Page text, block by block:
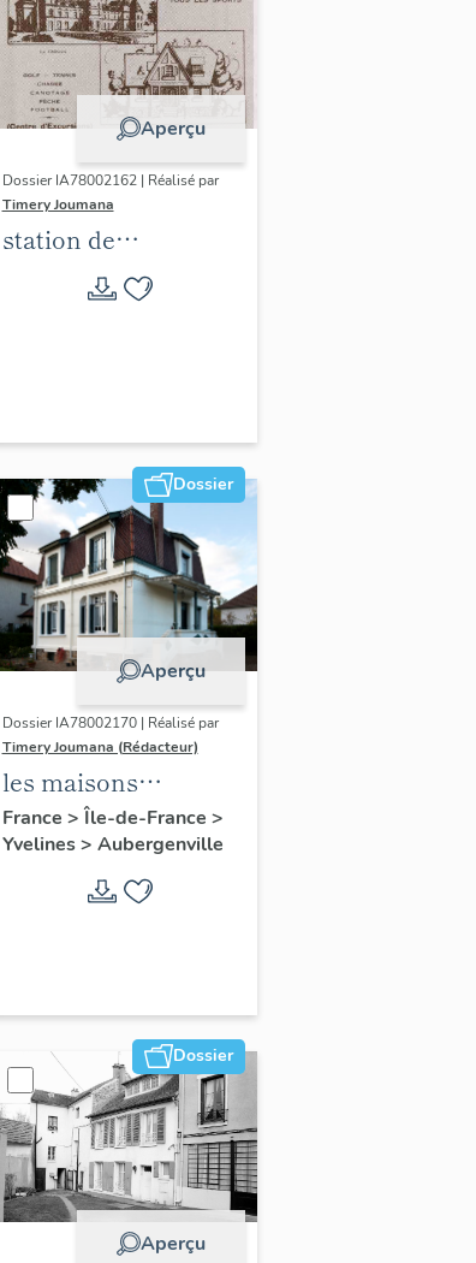
Aperçu
Dossier IA78002162 | Réalisé par
Timery Joumana
station de
villégiature
d'Elisabethville
Dossier
Aperçu
Dossier IA78002170 | Réalisé par
Timery Joumana (Rédacteur)
les maisons
d'Elisabethville
France > Île-de-France >
Yvelines> Aubergenville
Dossier
Aperçu